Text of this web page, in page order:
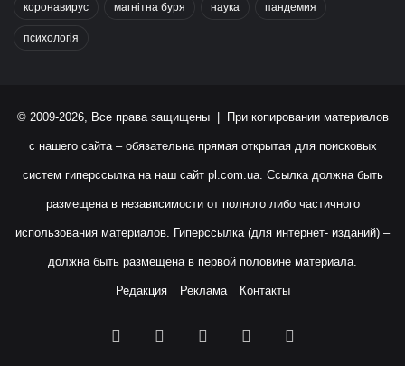
коронавирус магнітна буря наука пандемия
психологія
© 2009-2026, Все права защищены | При копировании материалов
с нашего сайта – обязательна прямая открытая для поисковых
систем гиперссылка на наш сайт pl.com.ua. Ссылка должна быть
размещена в независимости от полного либо частичного
использования материалов. Гиперссылка (для интернет- изданий) –
должна быть размещена в первой половине материала.
Редакция Реклама Контакты
Facebook YouTubeInstagram